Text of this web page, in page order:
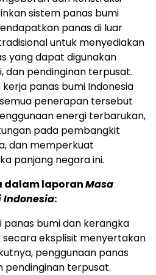
sistem panas bumi
panas di luar
untuk menyediakan
yang dapat digunakan
dan pendinginan terpusat.
panas bumi Indonesia
penerapan tersebut
energi terbarukan,
pada pembangkit
dan memperkuat
panjang negara ini.
dalam laporanMasa
Indonesia:
panas bumi dan kerangka
secara eksplisit menyertakan
penggunaan panas
pendinginan terpusat.